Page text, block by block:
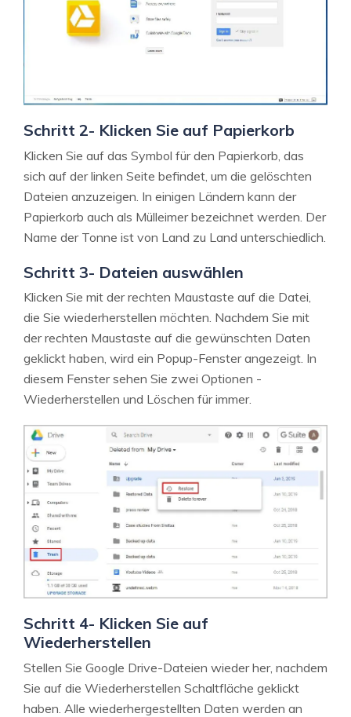
Schritt 2- Klicken Sie auf Papierkorb
Klicken Sie auf das Symbol für den Papierkorb, das
sich auf der linken Seite befindet, um die gelöschten
Dateien anzuzeigen. In einigen Ländern kann der
Papierkorb auch als Mülleimer bezeichnet werden. Der
Name der Tonne ist von Land zu Land unterschiedlich.
Schritt 3- Dateien auswählen
Klicken Sie mit der rechten Maustaste auf die Datei,
die Sie wiederherstellen möchten. Nachdem Sie mit
der rechten Maustaste auf die gewünschten Daten
geklickt haben, wird ein Popup-Fenster angezeigt. In
diesem Fenster sehen Sie zwei Optionen -
Wiederherstellen und Löschen für immer.
Schritt 4- Klicken Sie auf
Wiederherstellen
Stellen Sie Google Drive-Dateien wieder her, nachdem
Sie auf die Wiederherstellen Schaltfläche geklickt
haben. Alle wiederhergestellten Daten werden an